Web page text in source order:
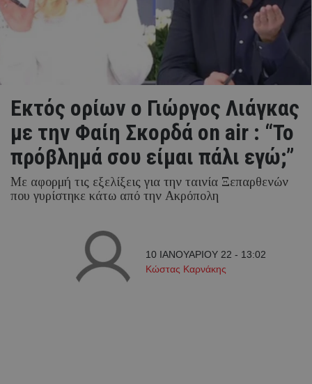
Εκτός ορίων o Γιώργος Λιάγκας
με την Φαίη Σκορδά on air : “Το
πρόβλημά σου είμαι πάλι εγώ;”
Με αφορμή τις εξελίξεις για την ταινία Ξεπαρθενών
που γυρίστηκε κάτω από την Ακρόπολη
10 ΙΑΝΟΥΑΡΙΟΥ 22 - 13:02
Κώστας Καρνάκης